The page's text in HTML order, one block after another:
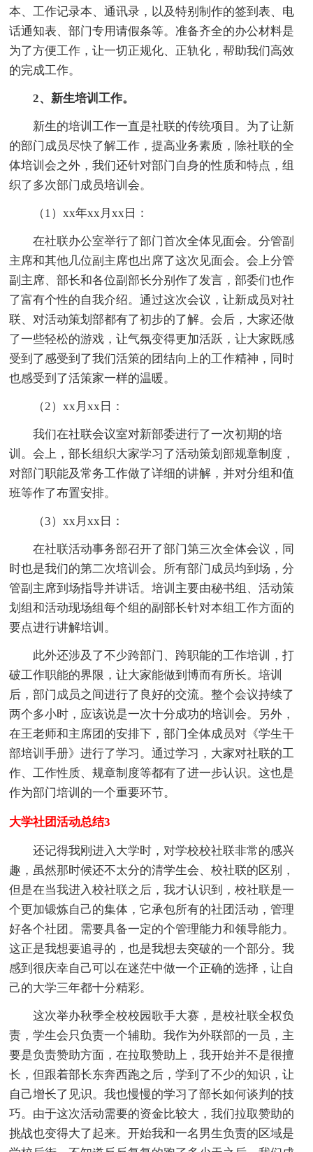
本、工作记录本、通讯录，以及特别制作的签到表、电
话通知表、部门专用请假条等。准备齐全的办公材料是
为了方便工作，让一切正规化、正轨化，帮助我们高效
的完成工作。
2、新生培训工作。
新生的培训工作一直是社联的传统项目。为了让新
的部门成员尽快了解工作，提高业务素质，除社联的全
体培训会之外，我们还针对部门自身的性质和特点，组
织了多次部门成员培训会。
（1）xx年xx月xx日：
在社联办公室举行了部门首次全体见面会。分管副
主席和其他几位副主席也出席了这次见面会。会上分管
副主席、部长和各位副部长分别作了发言，部委们也作
了富有个性的自我介绍。通过这次会议，让新成员对社
联、对活动策划部都有了初步的了解。会后，大家还做
了一些轻松的游戏，让气氛变得更加活跃，让大家既感
受到了感受到了我们活策的团结向上的工作精神，同时
也感受到了活策家一样的温暖。
（2）xx月xx日：
我们在社联会议室对新部委进行了一次初期的培
训。会上，部长组织大家学习了活动策划部规章制度，
对部门职能及常务工作做了详细的讲解，并对分组和值
班等作了布置安排。
（3）xx月xx日：
在社联活动事务部召开了部门第三次全体会议，同
时也是我们的第二次培训会。所有部门成员均到场，分
管副主席到场指导并讲话。培训主要由秘书组、活动策
划组和活动现场组每个组的副部长针对本组工作方面的
要点进行讲解培训。
此外还涉及了不少跨部门、跨职能的工作培训，打
破工作职能的界限，让大家能做到博而有所长。培训
后，部门成员之间进行了良好的交流。整个会议持续了
两个多小时，应该说是一次十分成功的培训会。另外，
在王老师和主席团的安排下，部门全体成员对《学生干
部培训手册》进行了学习。通过学习，大家对社联的工
作、工作性质、规章制度等都有了进一步认识。这也是
作为部门培训的一个重要环节。
大学社团活动总结3
还记得我刚进入大学时，对学校校社联非常的感兴
趣，虽然那时候还不太分的清学生会、校社联的区别，
但是在当我进入校社联之后，我才认识到，校社联是一
个更加锻炼自己的集体，它承包所有的社团活动，管理
好各个社团。需要具备一定的个管理能力和领导能力。
这正是我想要追寻的，也是我想去突破的一个部分。我
感到很庆幸自己可以在迷茫中做一个正确的选择，让自
己的大学三年都十分精彩。
这次举办秋季全校校园歌手大赛，是校社联全权负
责，学生会只负责一个辅助。我作为外联部的一员，主
要是负责赞助方面，在拉取赞助上，我开始并不是很擅
长，但跟着部长东奔西跑之后，学到了不少的知识，让
自己增长了见识。我也慢慢的学习了部长如何谈判的技
巧。由于这次活动需要的资金比较大，我们拉取赞助的
挑战也变得大了起来。开始我和一名男生负责的区域是